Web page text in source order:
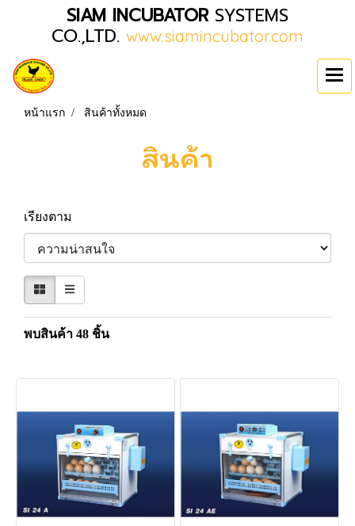
SIAM INCUBATORSYSTEMS
CO.,LTD. www.siamincubator.com
หน้าแรก สินค้าทั้งหมด
สินค้า
เรียงตาม
พบสินค้า 48 ชิ้น